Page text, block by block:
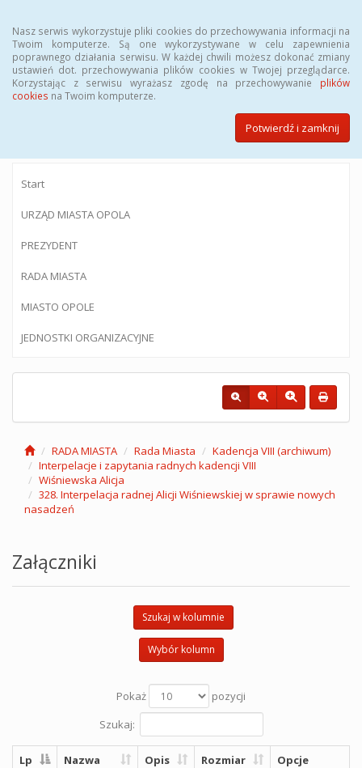
Nasz serwis wykorzystuje pliki cookies do przechowywania informacji na
Twoim komputerze. Są one wykorzystywane w celu zapewnienia
poprawnego działania serwisu. W każdej chwili możesz dokonać zmiany
ustawień dot. przechowywania plików cookies w Twojej przeglądarce.
Korzystając z serwisu wyrażasz zgodę na przechowywanie plików
cookies na Twoim komputerze.
Potwierdź i zamknij
BIULETYN INFORMACJI PUBLICZNEJ
Urzędu Miasta Opola
Start
URZĄD MIASTA OPOLA
PREZYDENT
RADA MIASTA
MIASTO OPOLE
JEDNOSTKI ORGANIZACYJNE
RADA MIASTA Rada Miasta
Kadencja VIII (archiwum)
Interpelacje i zapytania radnych kadencji VIII
Wiśniewska Alicja
328. Interpelacja radnej Alicji Wiśniewskiej w sprawie nowych
nasadzeń
Załączniki
Szukaj w kolumnie
Wybór kolumn
Pokaż
pozycji
Szukaj:
Lp Nazwa Opis Rozmiar Opcje